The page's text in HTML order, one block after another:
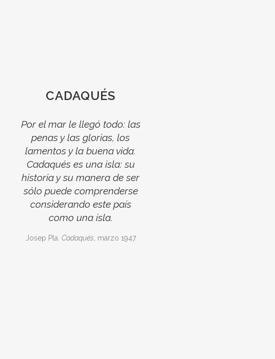
CADAQUÉS
Por el mar le llegó todo: las
penas y las glorias, los
lamentos y la buena vida.
Cadaqués es una isla: su
historia y su manera de ser
sólo puede comprenderse
considerando este país
como una isla.
Josep Pla. Cadaqués, marzo 1947